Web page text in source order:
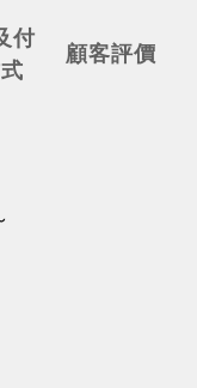
付
顧客評價